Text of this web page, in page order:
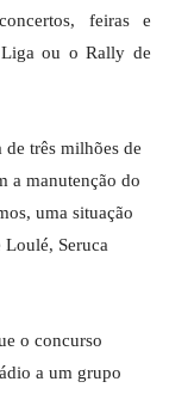
feiras e
Liga ou o Rally de
de três milhões de
a manutenção do
uma situação
Loulé, Seruca
o concurso
a um grupo